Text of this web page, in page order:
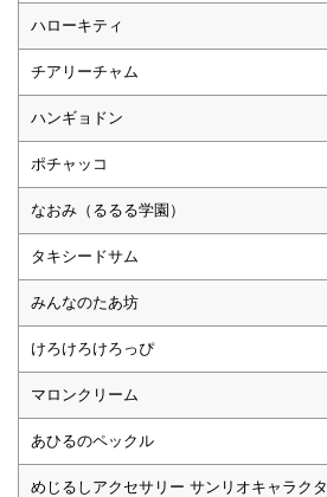
ハローキティ
チアリーチャム
ハンギョドン
ポチャッコ
なおみ（るるる学園）
タキシードサム
みんなのたあ坊
けろけろけろっぴ
マロンクリーム
あひるのペックル
めじるしアクセサリー サンリオキャラク